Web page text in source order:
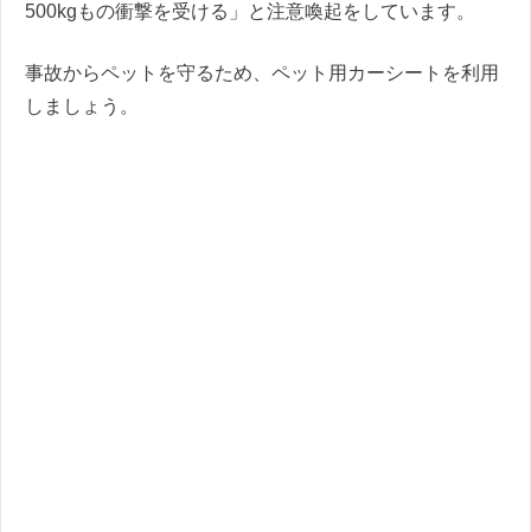
500kgもの衝撃を受ける」と注意喚起をしています。
事故からペットを守るため、ペット用カーシートを利用
しましょう。